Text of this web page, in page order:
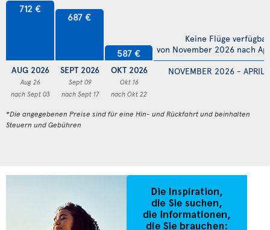
712 €
AUG 2026
Aug 26
nach Sept 03
687 €
SEPT 2026
Sept 09
nach Sept 17
587 €
OKT 2026
Okt 16
nach Okt 22
NOVEMBER 2026 - APRIL
Keine Flüge verfügbar
von November 2026 nach
*Die angegebenen Preise sind für eine Hin- und Rückfahrt und beinhalten
Steuern und Gebühren